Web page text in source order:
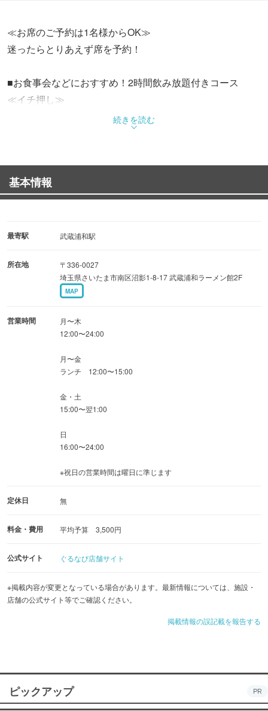
≪お席のご予約は1名様からOK≫
迷ったらとりあえず席を予約！
■お食事会などにおすすめ！2時間飲み放題付きコース
≪イチ押し≫
・名物地どり炭火焼と濃厚醬油出汁のもつ鍋の付いた喜界
・鰹の和風カルパッチョと若鶏の塩レモン旨塩焼の付いた
宝島コース【7品】4,000円
・九州魚刺身二種と鶏白湯の牛ホルモン焼の付いた屋久島
・地どり炭火焼
炭火の香りが食欲をそそる！
・博多名物 自慢のもつ鍋
もつの旨味が野菜やスープに広がるもつ鍋♪
続きを読む
基本情報
最寄駅 武蔵浦和駅
所在地
〒336-0027
埼玉県さいたま市南区沼影1-8-17 武蔵浦和ラーメン館2F
MAP
営業時間
月〜木
12:00〜24:00
月〜金
ランチ 12:00〜15:00
金・土
15:00〜翌1:00
日
16:00〜24:00
※祝日の営業時間は曜日に準じます
定休日 無
料金・費用 平均予算 3,500円
公式サイト ぐるなび店舗サイト
※掲載内容が変更となっている場合があります。最新情報については、施設・
店舗の公式サイト等でご確認ください。
掲載情報の誤記載を報告する
ピックアップ PR